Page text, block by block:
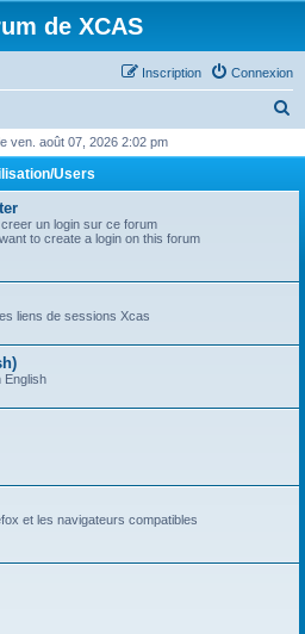
de XCAS
Connexion
Inscription
h
c
ven. août 07, 2026 2:02 pm
Users
un login sur ce forum
to create a login on this forum
liens de sessions Xcas
English
et les navigateurs compatibles